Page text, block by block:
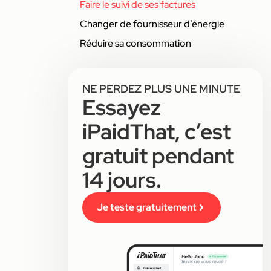
Faire le suivi de ses factures
Changer de fournisseur d’énergie
Réduire sa consommation
NE PERDEZ PLUS UNE MINUTE
Essayez
iPaidThat, c’est
gratuit pendant
14 jours.
Je teste gratuitement